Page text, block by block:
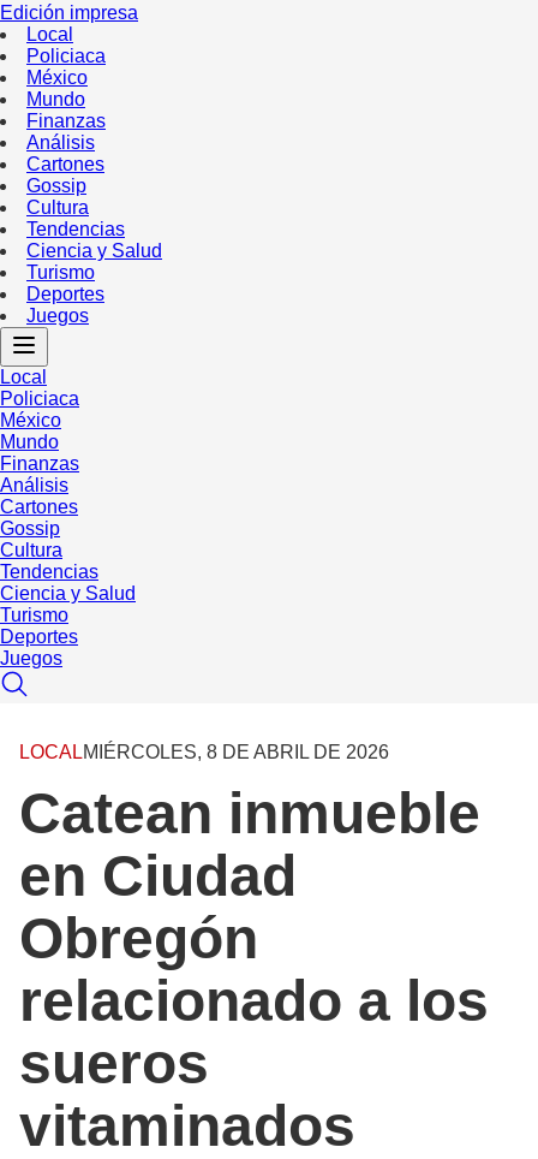
Edición impresa
Local
Policiaca
México
Mundo
Finanzas
Análisis
Cartones
Gossip
Cultura
Tendencias
Ciencia y Salud
Turismo
Deportes
Juegos
Local
Policiaca
México
Mundo
Finanzas
Análisis
Cartones
Gossip
Cultura
Tendencias
Ciencia y Salud
Turismo
Deportes
Juegos
LOCALMIÉRCOLES, 8 DE ABRIL DE 2026
Catean inmueble
en Ciudad
Obregón
relacionado a los
sueros
vitaminados